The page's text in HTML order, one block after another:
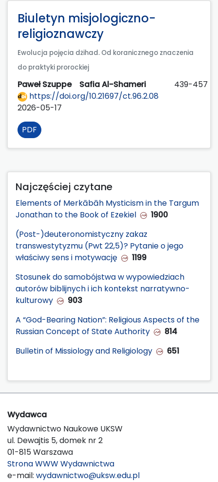
Biuletyn misjologiczno-
religioznawczy
Ewolucja pojęcia dżihad. Od koranicznego znaczenia
do praktyki prorockiej
Paweł Szuppe Safia Al-Shameri
439-457
https://doi.org/10.21697/ct.96.2.08
2026-05-17
PDF
Najczęściej czytane
Elements of Merkābāh Mysticism in the Targum
Jonathan to the Book of Ezekiel
1900
(Post-)deuteronomistyczny zakaz
transwestytyzmu (Pwt 22,5)? Pytanie o jego
właściwy sens i motywację
1199
Stosunek do samobójstwa w wypowiedziach
autorów biblijnych i ich kontekst narratywno-
kulturowy
903
A “God-Bearing Nation”: Religious Aspects of the
Russian Concept of State Authority
814
Bulletin of Missiology and Religiology
651
Wydawca
Wydawnictwo Naukowe UKSW
ul. Dewajtis 5, domek nr 2
01-815 Warszawa
Strona WWW Wydawnictwa
e-mail: wydawnictwo@uksw.edu.pl